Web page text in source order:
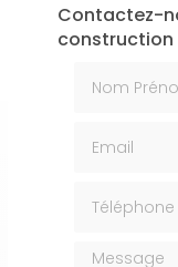
Contactez-
construction
Message